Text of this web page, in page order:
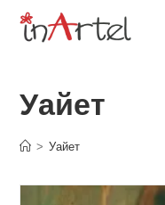
Перейти
Уайет
> Уайет